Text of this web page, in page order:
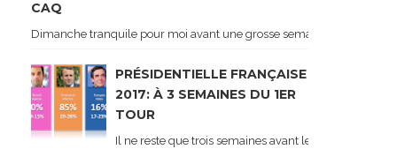
CAQ
Dimanche tranquile pour moi avant une grosse semaine. Voici sur le
PRÉSIDENTIELLE FRANÇAISE
2017: À 3 SEMAINES DU 1ER
TOUR
Il ne reste que trois semaines avant le 1er tour de